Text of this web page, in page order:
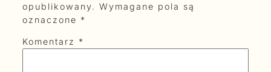
opublikowany. Wymagane pola są
oznaczone *
Komentarz *